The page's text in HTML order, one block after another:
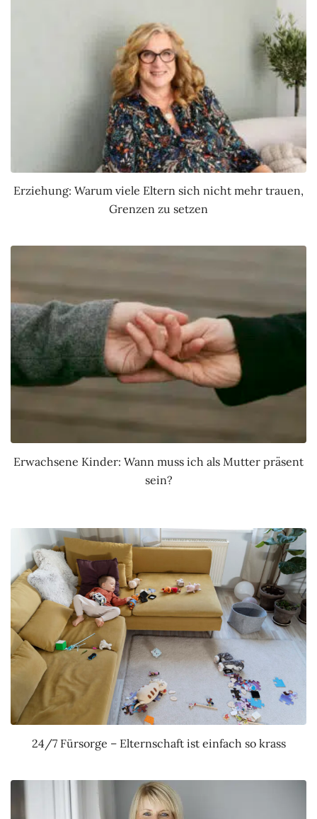
Erziehung: Warum viele Eltern sich nicht mehr trauen,
Grenzen zu setzen
Erwachsene Kinder: Wann muss ich als Mutter präsent
sein?
24/7 Fürsorge – Elternschaft ist einfach so krass